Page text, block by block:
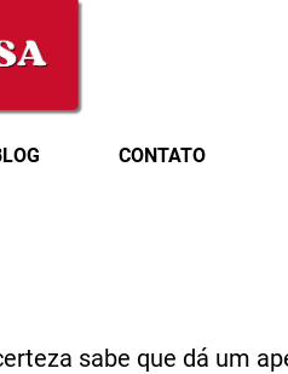
CONTATO
sabe que dá um